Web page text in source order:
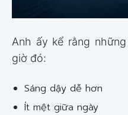
Anh ấy kể rằng
giờ đó:
Sáng dậy dễ hơn
Ít mệt giữa ngày